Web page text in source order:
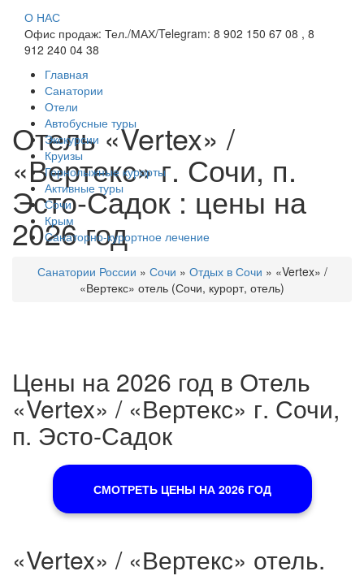
О НАС
Офис продаж: Тел./МАХ/Telegram: 8 902 150 67 08 , 8
912 240 04 38
Главная
Санатории
Отели
Автобусные туры
Экскурсии
Круизы
Горнолыжные курорты
Активные туры
Сочи
Крым
Санаторно-курортное лечение
Отель «Vertex» /
«Вертекс» г. Сочи, п.
Эсто-Садок : цены на
2026 год
Санатории России » Сочи » Отдых в Сочи » «Vertex» /
«Вертекс» отель (Сочи, курорт, отель)
Цены на 2026 год в Отель
«Vertex» / «Вертекс» г. Сочи,
п. Эсто-Садок
СМОТРЕТЬ ЦЕНЫ НА 2026 ГОД
«Vertex» / «Вертекс» отель.